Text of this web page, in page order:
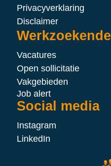
Privacyverklaring
Disclaimer
Werkzoekende
Vacatures
Open sollicitatie
Vakgebieden
Job alert
Social media
Instagram
LinkedIn